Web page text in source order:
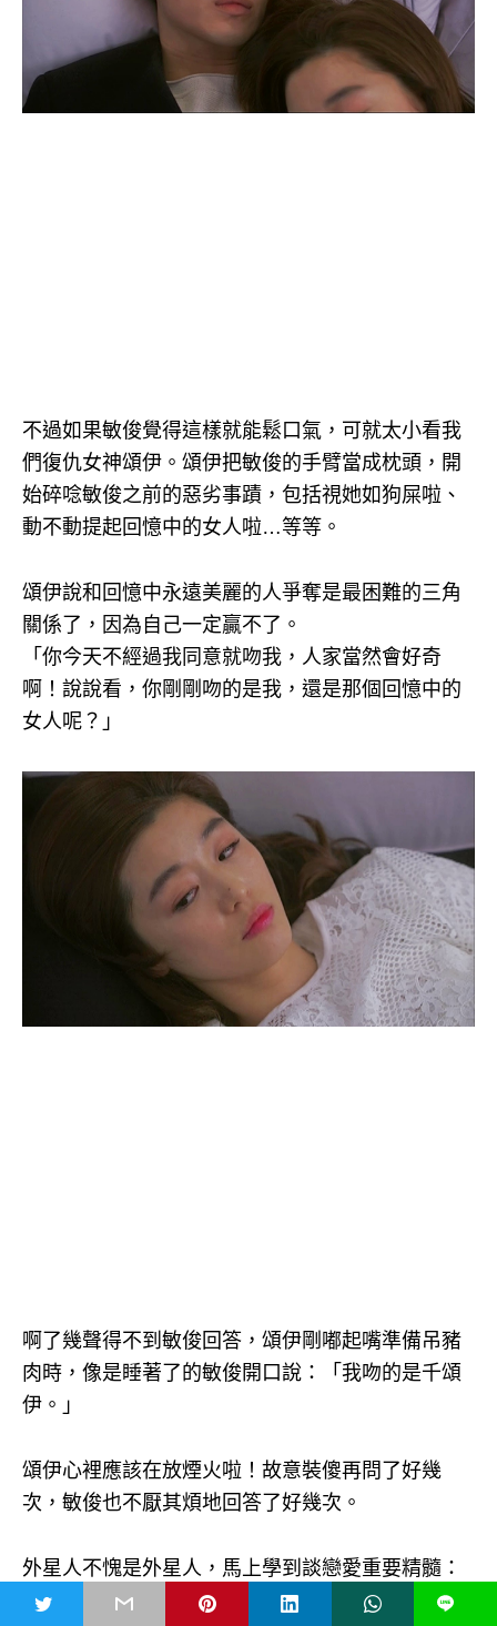
不過如果敏俊覺得這樣就能鬆口氣，可就太小看我
們復仇女神頌伊。頌伊把敏俊的手臂當成枕頭，開
始碎唸敏俊之前的惡劣事蹟，包括視她如狗屎啦、
動不動提起回憶中的女人啦…等等。
頌伊說和回憶中永遠美麗的人爭奪是最困難的三角
關係了，因為自己一定贏不了。
「你今天不經過我同意就吻我，人家當然會好奇
啊！說說看，你剛剛吻的是我，還是那個回憶中的
女人呢？」
啊了幾聲得不到敏俊回答，頌伊剛嘟起嘴準備吊豬
肉時，像是睡著了的敏俊開口說：「我吻的是千頌
伊。」
頌伊心裡應該在放煙火啦！故意裝傻再問了好幾
次，敏俊也不厭其煩地回答了好幾次。
外星人不愧是外星人，馬上學到談戀愛重要精髓：
說對方想聽的話。男女主角的第一次放閃就甜得讓